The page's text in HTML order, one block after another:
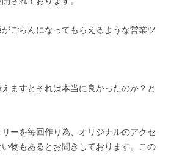
ごらんになってもらえるような営業ツ
ますとそれは本当に良かったのか？と
ーを毎回作り為、オリジナルのアクセ
物もあるとお聞きしております。この